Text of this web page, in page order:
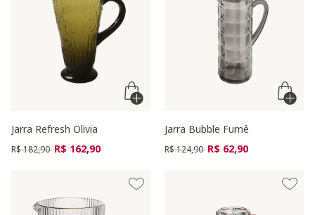
Jarra Refresh Olivia
Preço reduzido de
R$ 182,90 para
R$ 162,90
Jarra Bubble Fumê
Preço reduzido de
R$ 124,90 para
R$ 62,90